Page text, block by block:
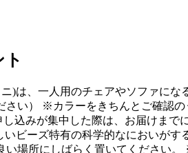
)は、一人用のチェアやソファに
さい） ※カラーをきちんとご確認
込みが集中した際は、お届けま
ビーズ特有の科学的なにおいが
い場所にしばらく置いてください